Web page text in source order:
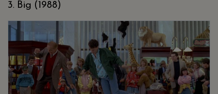
3. Big (1988)